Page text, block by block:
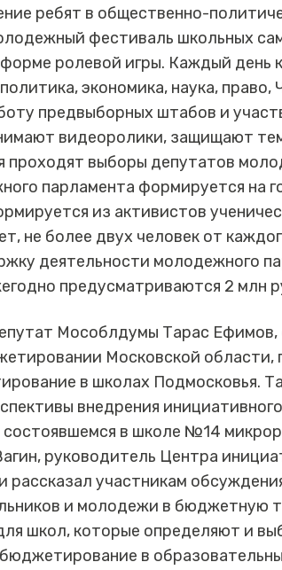
ребят в общественно-
фестиваль школьных
ролевой игры. Каждый день
экономика, наука,
предвыборных штабов и
видеоролики, защищают
проходят выборы депутатов
парламента формируется на
из активистов
не более двух человек от
деятельности молодежного
предусматриваются 2 млн
Мособлдумы Тарас Ефимов,
Московской области,
в школах Подмосковья.
внедрения
состоявшемся в школе №14
руководитель Центра
участникам
и молодежи в бюджетную
школ, которые определяют и
в